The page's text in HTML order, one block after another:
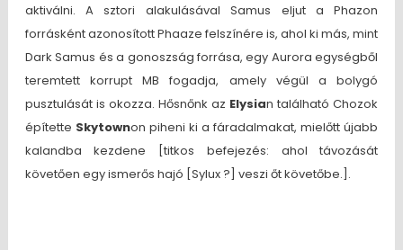
aktiválni. A sztori alakulásával Samus eljut a Phazon
forrásként azonosított Phaaze felszínére is, ahol ki más, mint
Dark Samus és a gonoszság forrása, egy Aurora egységből
teremtett korrupt MB fogadja, amely végül a bolygó
pusztulását is okozza. Hősnőnk az Elysian található Chozok
építette Skytownon piheni ki a fáradalmakat, mielőtt újabb
kalandba kezdene [titkos befejezés: ahol távozását
követően egy ismerős hajó [Sylux ?] veszi őt követőbe.].